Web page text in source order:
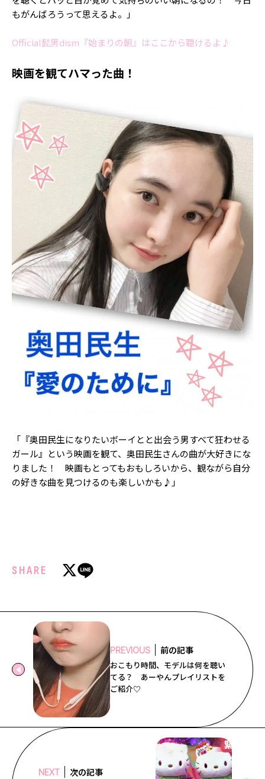
もがんばろうって思えるよ。」
Official髭男dism『始まりの朝』はここから聴けるよ♪
映画を観てハマった曲！
「『奥田民生になりたいボーイとと出会う男すべて狂わせる
ガール』という映画を観て、奥田民生さんの曲が大好きにな
りました！ 映画もとってもおもしろいから、観ながら自分
の好きな曲を見つけるのも楽しいかも♪」
SHARE
PREVIOUS 前の記事
おこもり時間、モデルは何を聴い
てる？ あーやんプレイリストを
ご紹介♡
NEXT 次の記事